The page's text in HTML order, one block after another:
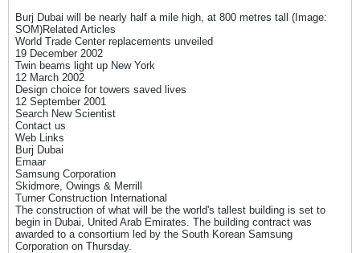
Burj Dubai will be nearly half a mile high, at 800 metres tall (Image:
SOM)Related Articles
World Trade Center replacements unveiled
19 December 2002
Twin beams light up New York
12 March 2002
Design choice for towers saved lives
12 September 2001
Search New Scientist
Contact us
Web Links
Burj Dubai
Emaar
Samsung Corporation
Skidmore, Owings & Merrill
Turner Construction International
The construction of what will be the world's tallest building is set to
begin in Dubai, United Arab Emirates. The building contract was
awarded to a consortium led by the South Korean Samsung
Corporation on Thursday.